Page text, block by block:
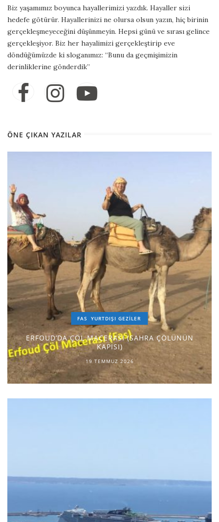
Biz yaşamımız boyunca hayallerimizi yazdık. Hayaller sizi
hedefe götürür. Hayallerinizi ne olursa olsun yazın, hiç birinin
gerçekleşmeyeceğini düşünmeyin. Hepsi günü ve sırası gelince
gerçekleşiyor. Biz her hayalimizi gerçekleştirip eve
döndüğümüzde ki sloganımız: “Bunu da geçmişimizin
derinliklerine gönderdik”
ÖNE ÇIKAN YAZILAR
FAS YURTDIŞI GEZILER
ERFOUD’DA ÇÖL MACERASI (SAHRA ÇÖLÜNÜN
KAPISI)
19 TEMMUZ 2026